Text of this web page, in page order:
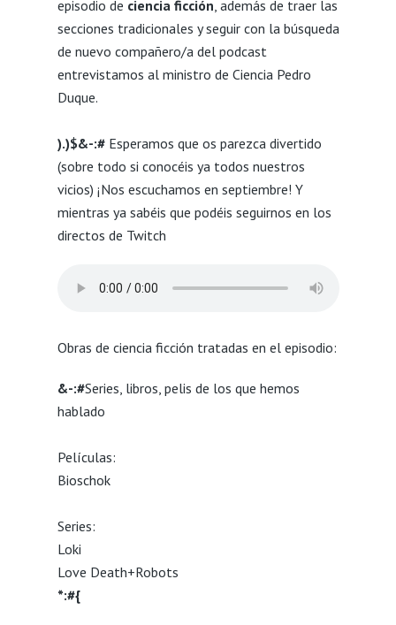
episodio de ciencia ficción , además de traer las
secciones tradicionales y seguir con la búsqueda
de nuevo compañero/a del podcast
entrevistamos al ministro de Ciencia Pedro
Duque.
).)$&-:#Esperamos que os parezca divertido
(sobre todo si conocéis ya todos nuestros
vicios) ¡Nos escuchamos en septiembre! Y
mientras ya sabéis que podéis seguirnos en los
directos de Twitch
Obras de ciencia ficción tratadas en el episodio:
&-:#Series, libros, pelis de los que hemos
hablado
Películas:
Bioschok
Series:
Loki
Love Death+Robots
*:#{